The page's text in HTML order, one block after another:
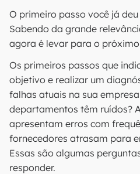
O primeiro passo você já
Sabendo da grande
agora é levar para o
Os primeiros passos que
objetivo e realizar um
falhas atuais na sua
departamentos têm ruídos?
apresentam erros com
fornecedores atrasam para
Essas são algumas
responder.